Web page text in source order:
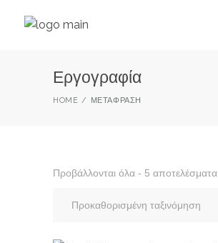
Εργογραφία
HOME ΜΕΤΆΦΡΑΣΗ
Προβάλλονται όλα - 5 αποτελέσματα